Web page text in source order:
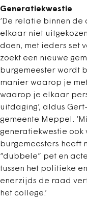
Generatiekwestie
‘De relatie binnen
elkaar niet
doen, met ieders set
zoekt een nieuwe
burgemeester wordt
manier waarop je
waarop je elkaar
uitdaging’, aldus
gemeente Meppel.
generatiekwestie ook
burgemeesters heeft
“dubbele” pet en
tussen het politieke
enerzijds de raad
het college.’